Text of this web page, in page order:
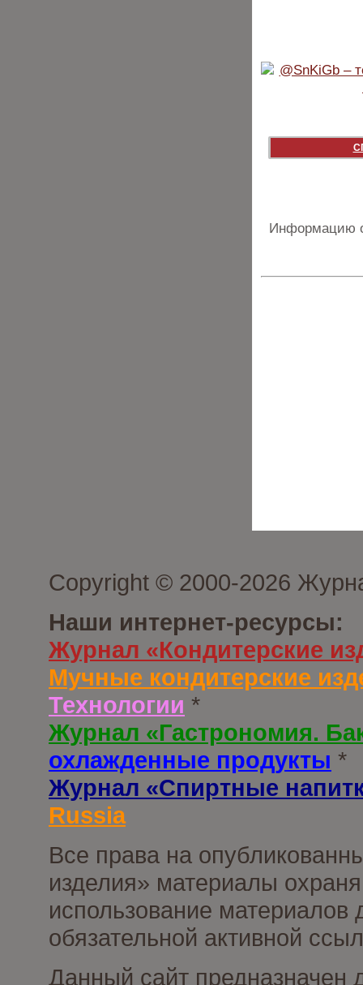
Информацию
Copyright © 2000-2026
Наши интернет-ресурсы:
Журнал «Кондитерские
Мучные кондитерские
Технологии *
Журнал «Гастрономия.
охлажденные продукты *
Журнал «Спиртные
Russia
Все права на
изделия» материалы
использование материалов
обязательной активной
Данный сайт предназначен